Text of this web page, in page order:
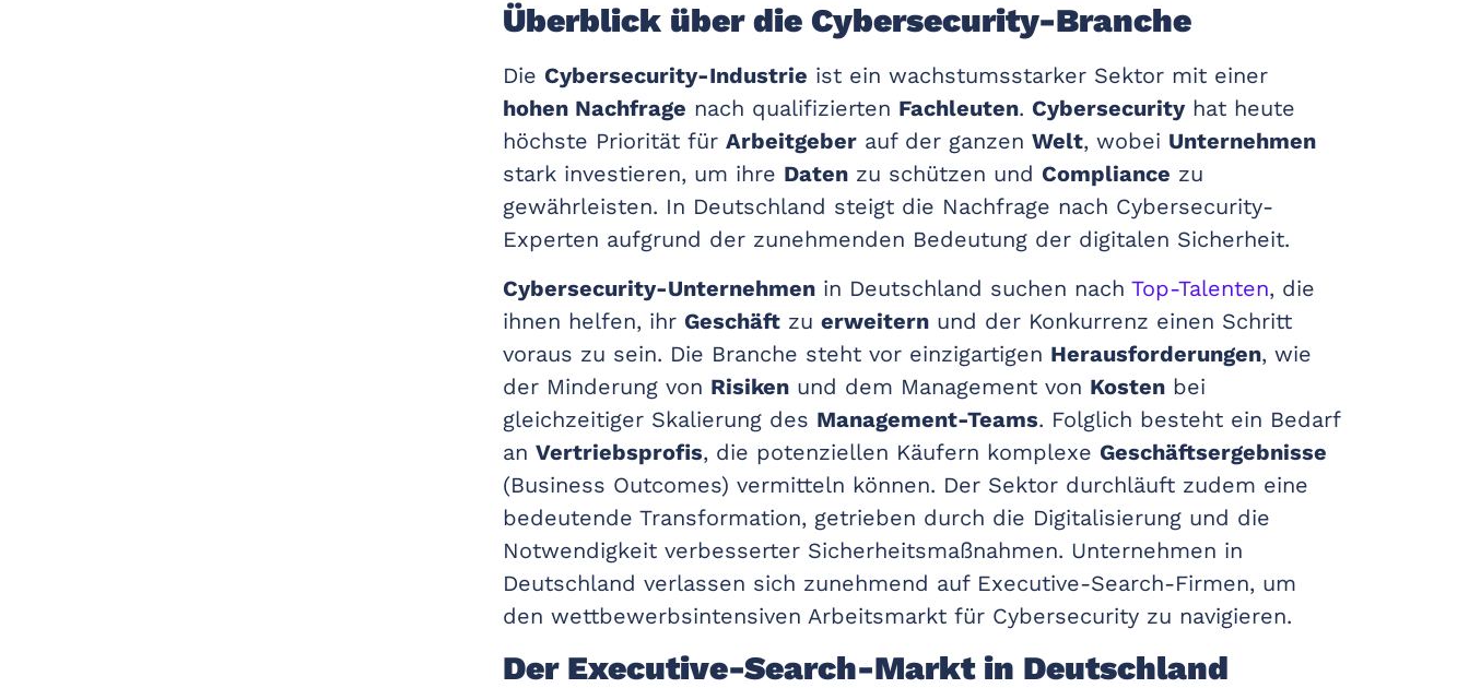
Überblick über die Cybersecurity-Branche
Die Cybersecurity-Industrie ist ein wachstumsstarker Sektor mit einer
hohen Nachfrage nach qualifizierten Fachleuten. Cybersecurityhat heute
höchste Priorität für Arbeitgeber auf der ganzen Welt, wobei Unternehmen
stark investieren, um ihre Daten zu schützen und Compliance zu
gewährleisten. In Deutschland steigt die Nachfrage nach Cybersecurity-
Experten aufgrund der zunehmenden Bedeutung der digitalen Sicherheit.
Cybersecurity-Unternehmen in Deutschland suchen nach Top-Talenten, die
ihnen helfen, ihr Geschäft zu erweitern und der Konkurrenz einen Schritt
voraus zu sein. Die Branche steht vor einzigartigen Herausforderungen, wie
der Minderung von Risiken und dem Management von Kosten bei
gleichzeitiger Skalierung des Management-Teams. Folglich besteht ein Bedarf
an Vertriebsprofis, die potenziellen Käufern komplexe Geschäftsergebnisse
(Business Outcomes) vermitteln können. Der Sektor durchläuft zudem eine
bedeutende Transformation, getrieben durch die Digitalisierung und die
Notwendigkeit verbesserter Sicherheitsmaßnahmen. Unternehmen in
Deutschland verlassen sich zunehmend auf Executive-Search-Firmen, um
den wettbewerbsintensiven Arbeitsmarkt für Cybersecurity zu navigieren.
Der Executive-Search-Markt in Deutschland